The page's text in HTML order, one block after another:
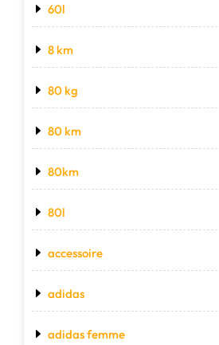
60l
8 km
80 kg
80 km
80km
80l
accessoire
adidas
adidas femme